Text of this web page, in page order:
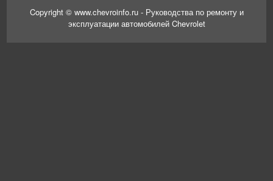
Copyright © www.chevroinfo.ru - Руководства по ремонту и
эксплуатации автомобилей Chevrolet